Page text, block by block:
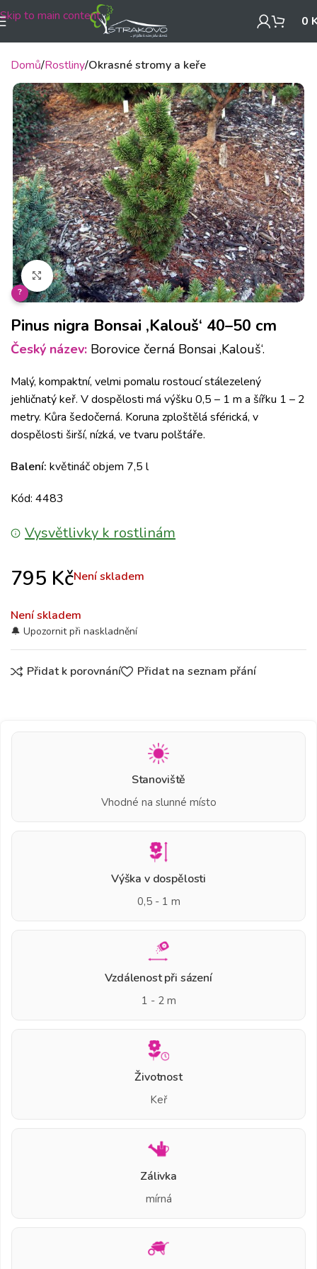
Skip to main content 0
Domů Rostliny Okrasné stromy a keře
Klikněte pro zvětšení
?
Pinus nigra Bonsai ‚Kalouš‘ 40–50 cm
Český název: Borovice černá Bonsai ‚Kalouš‘.
Malý, kompaktní, velmi pomalu rostoucí stálezelený
jehličnatý keř. V dospělosti má výšku 0,5 – 1 m a šířku 1 – 2
metry. Kůra šedočerná. Koruna zploštělá sférická, v
dospělosti širší, nízká, ve tvaru polštáře.
Balení: květináč objem 7,5 l
Kód: 4483
Vysvětlivky k rostlinám
795 KčNení skladem
Není skladem
Přidat k porovnání Přidat na seznam přání
Stanoviště
Vhodné na slunné místo
Výška v dospělosti
0,5 - 1 m
Vzdálenost při sázení
1 - 2 m
Životnost
Keř
Zálivka
mírná